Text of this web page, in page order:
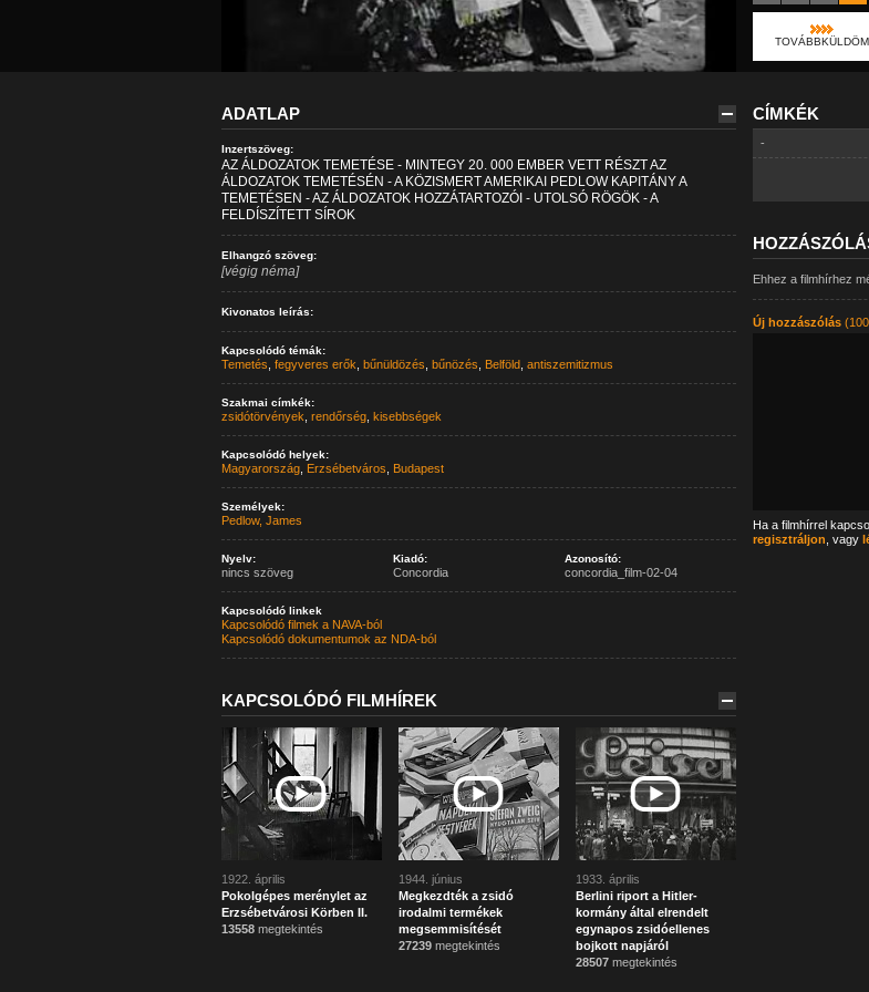
TOVÁBBKÜLDÖM
ADATLAP
Inzertszöveg:
AZ ÁLDOZATOK TEMETÉSE - MINTEGY 20. 000 EMBER VETT RÉSZT AZ
ÁLDOZATOK TEMETÉSÉN - A KÖZISMERT AMERIKAI PEDLOW KAPITÁNY A
TEMETÉSEN - AZ ÁLDOZATOK HOZZÁTARTOZÓI - UTOLSÓ RÖGÖK - A
FELDÍSZÍTETT SÍROK
Elhangzó szöveg:
[végig néma]
Kivonatos leírás:
Kapcsolódó témák:
Temetés fegyveres erők bűnüldözés bűnözés Belföld, antiszemitizmus
Szakmai címkék:
zsidótörvények rendőrség, kisebbségek
Kapcsolódó helyek:
Magyarország, Erzsébetváros Budapest
Személyek:
Pedlow, James
Nyelv:
nincs szöveg
Kiadó:
Concordia
Azonosító:
concordia_film-02-04
Kapcsolódó linkek
Kapcsolódó filmek a NAVA-ból
Kapcsolódó dokumentumok az NDA-ból
KAPCSOLÓDÓ FILMHÍREK
1922. április
Pokolgépes merénylet az
Erzsébetvárosi Körben II.
13558megtekintés
1944. június
Megkezdték a zsidó
irodalmi termékek
megsemmisítését
27239megtekintés
1933. április
Berlini riport a Hitler-
kormány által elrendelt
egynapos zsidóellenes
bojkott napjáról
28507megtekintés
CÍMKÉK
-
Ehhez a filmhírhez
Új hozzászólás
Ha a filmhírrel
regisztráljon , vagy